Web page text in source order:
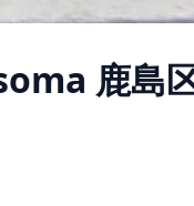
鹿島